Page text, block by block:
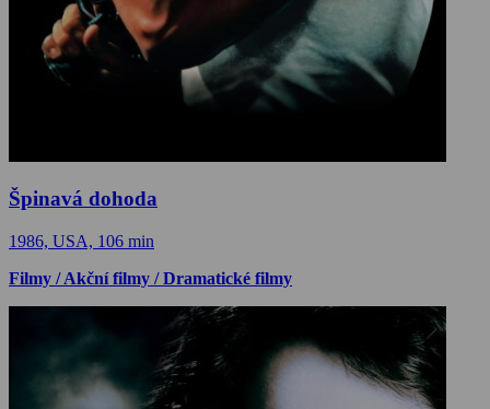
Špinavá dohoda
1986, USA, 106 min
Filmy / Akční filmy / Dramatické filmy